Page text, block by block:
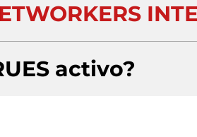
activo?